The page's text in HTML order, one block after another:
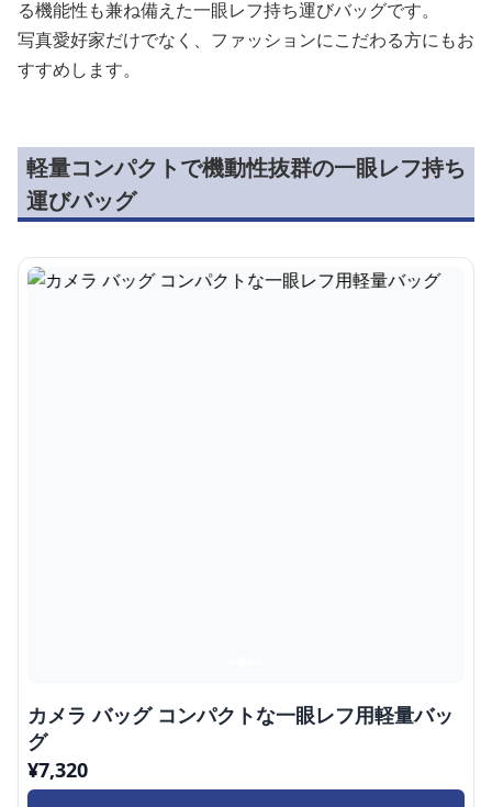
る機能性も兼ね備えた一眼レフ持ち運びバッグです。
写真愛好家だけでなく、ファッションにこだわる方にもお
すすめします。
軽量コンパクトで機動性抜群の一眼レフ持ち
運びバッグ
カメラ バッグ コンパクトな一眼レフ用軽量バッ
グ
¥7,320